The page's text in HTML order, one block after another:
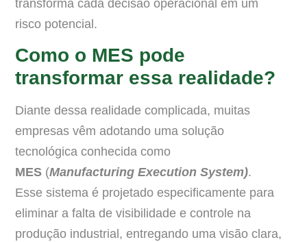
transforma cada decisão operacional em um
risco potencial.
Como o MES pode
transformar essa realidade?
Diante dessa realidade complicada, muitas
empresas vêm adotando uma solução
tecnológica conhecida como
MES (Manufacturing Execution System).
Esse sistema é projetado especificamente para
eliminar a falta de visibilidade e controle na
produção industrial, entregando uma visão clara,